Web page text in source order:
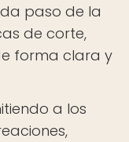
paso de la
de corte,
forma clara y
a los